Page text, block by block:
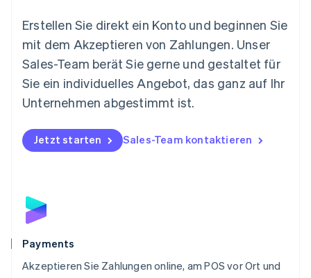
Erstellen Sie direkt ein Konto und beginnen Sie
mit dem Akzeptieren von Zahlungen. Unser
Sales-Team berät Sie gerne und gestaltet für
Sie ein individuelles Angebot, das ganz auf Ihr
Unternehmen abgestimmt ist.
Jetzt starten Sales-Team kontaktieren
Payments
Akzeptieren Sie Zahlungen online, am POS vor Ort und
English
Niederlande
Nederlands English
Norwegen
English
Österreich
Polen
English
Portugal
Schweden
Schweiz
Singapur